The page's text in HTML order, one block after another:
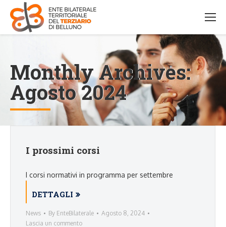
Monthly Archives:
Agosto 2024
I prossimi corsi
I corsi normativi in programma per settembre
DETTAGLI
News By EnteBilaterale
Agosto 8, 2024
Lascia un commento